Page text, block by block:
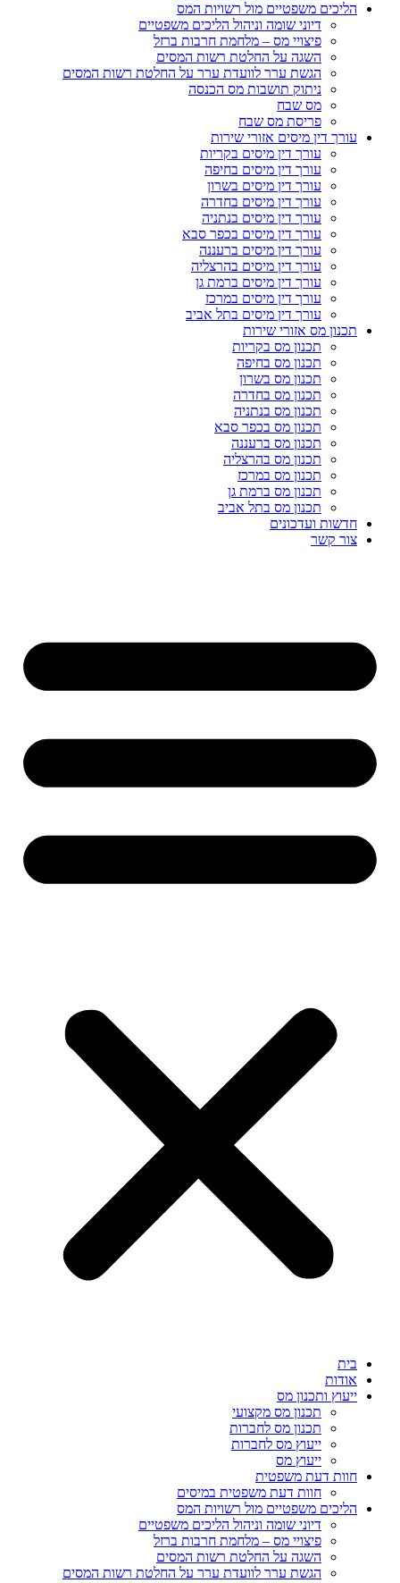
הליכים משפטיים מול רשויות המס
דיוני שומה וניהול הליכים משפטיים
פיצויי מס – מלחמת חרבות ברזל
השגה על החלטת רשות המסים
הגשת ערר לוועדת ערר על החלטת רשות המסים
ניתוק תושבות מס הכנסה
מס שבח
פריסת מס שבח
עורך דין מיסים אזורי שירות
עורך דין מיסים בקריות
עורך דין מיסים בחיפה
עורך דין מיסים בשרון
עורך דין מיסים בחדרה
עורך דין מיסים בנתניה
עורך דין מיסים בכפר סבא
עורך דין מיסים ברעננה
עורך דין מיסים בהרצליה
עורך דין מיסים ברמת גן
עורך דין מיסים במרכז
עורך דין מיסים בתל אביב
תכנון מס אזורי שירות
תכנון מס בקריות
תכנון מס בחיפה
תכנון מס בשרון
תכנון מס בחדרה
תכנון מס בנתניה
תכנון מס בכפר סבא
תכנון מס ברעננה
תכנון מס בהרצליה
תכנון מס במרכז
תכנון מס ברמת גן
תכנון מס בתל אביב
חדשות ועדכונים
צור קשר
בית
אודות
ייעוץ ותכנון מס
תכנון מס מקצועי
תכנון מס לחברות
ייעוץ מס לחברות
ייעוץ מס
חוות דעת משפטית
חוות דעת משפטית במיסים
הליכים משפטיים מול רשויות המס
דיוני שומה וניהול הליכים משפטיים
פיצויי מס – מלחמת חרבות ברזל
השגה על החלטת רשות המסים
הגשת ערר לוועדת ערר על החלטת רשות המסים